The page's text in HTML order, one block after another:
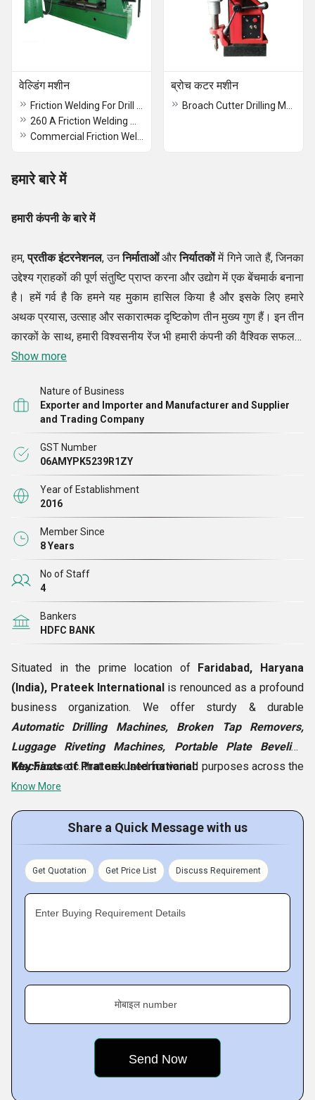
वेल्डिंग मशीन ब्रोच कटर मशीन
हमारे बारे में
हमारी कंपनी के बारे में
हम,प्रतीक इंटरनेशनल, उननिर्माताओंऔरनिर्यातकोंमें गिने जाते हैं, जिनका
उद्देश्य ग्राहकों की पूर्ण संतुष्टि प्राप्त करना और उद्योग में एक बेंचमार्क बनाना
है। हमें गर्व है कि हमने यह मुकाम हासिल किया है और इसके लिए हमारे
अथक प्रयास, उत्साह और सकारात्मक दृष्टिकोण तीन मुख्य गुण हैं। इन तीन
कारकों के साथ, हमारी विश्वसनीय रेंज भी हमारी कंपनी की वैश्विक सफलता
में प्रमुख योगदानकर्ताओं में से एक है। लगातार अद्भुत गुणवत्ता वाली
टैपिंग मशीन, ऑटोमैटिक ड्रिलिंग मशीन
शीर्ष पर रहना चाहते हैं। हम यह भी बताना चाहेंगे कि हमारे उत्पाद कुशल
पेशेवरों द्वारा विकसित किए गए हैं, जिन्हें उत्पादन पर विशेषज्ञता प्राप्त है और
जो गुणवत्ता और मात्रा दोनों के सामानों का एक साथ उत्पादन कर सकते हैं।
Show more
Nature of Business
Exporter and Importer and Manufacturer and Supplier
and Trading Company
GST Number
06AMYPK5239R1ZY
Year of Establishment
2016
Member Since
8 Years
No of Staff
4
Bankers
HDFC BANK
Situated in the prime location of Faridabad, Haryana
(India), Prateek International is renounced as a profound
business organization. We offer sturdy & durable
Automatic Drilling Machines, Broken Tap Removers,
Luggage Riveting Machines, Portable Plate Beveling
Machinesetc. that are used for varied purposes across the
world. The components and parts used to engineer these
that it could easily withstand the damages done by
excessive heat, rain, snow and other environmental
challenges. With the help of modern technologies, we
structure these products and make sure that they are
Key Facts of Prateek International:
Know More
Share a Quick Message with us
Get Quotation Get Price List Discuss Requirement
Enter Buying Requirement Details
मोबाइल number